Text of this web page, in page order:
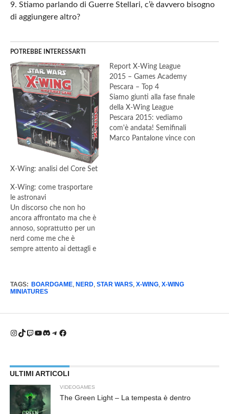
9. Stiamo parlando di Guerre Stellari, c’è davvero bisogno
di aggiungere altro?
POTREBBE INTERESSARTI
X-Wing: analisi del Core Set
Report X-Wing League
2015 – Games Academy
Pescara – Top 4
Siamo giunti alla fase finale
della X-Wing League
Pescara 2015: vediamo
com'è andata! Semifinali
Marco Pantalone vince con
X-Wing: come trasportare
le astronavi
Un discorso che non ho
ancora affrontato ma che è
annoso, soprattutto per un
nerd come me che è
sempre attento ai dettagli e
X-Wing dalla sicura casa
TAGS: BOARDGAME, NERD, STAR WARS, X-WING, X-WING
MINIATURES
Instagram
TikTok
Twitch
YouTube
Discord
Telegram
Facebook
ULTIMI ARTICOLI
VIDEOGAMES
The Green Light – La tempesta è dentro